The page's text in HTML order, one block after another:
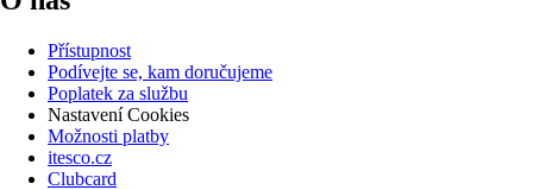
Přístupnost
Podívejte se, kam doručujeme
Poplatek za službu
Nastavení Cookies
Možnosti platby
itesco.cz
Clubcard